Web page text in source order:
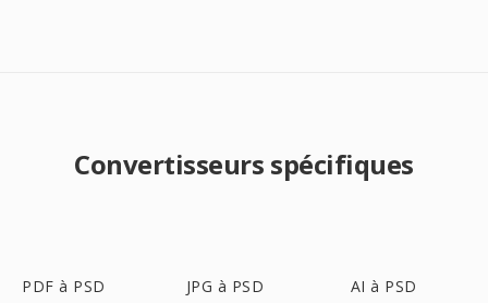
Convertisseurs spécifiques
PDF à PSD JPG à PSD AI à PSD